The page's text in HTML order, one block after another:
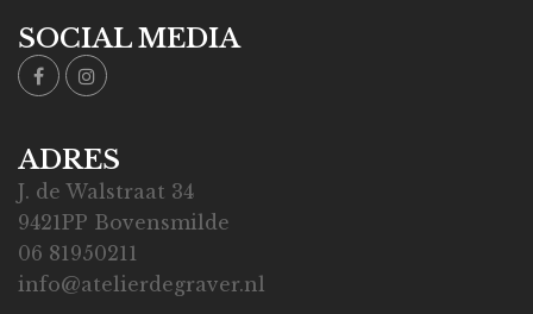
SOCIAL MEDIA
ADRES
J. de Walstraat 34
9421PP Bovensmilde
06 81950211
info@atelierdegraver.nl